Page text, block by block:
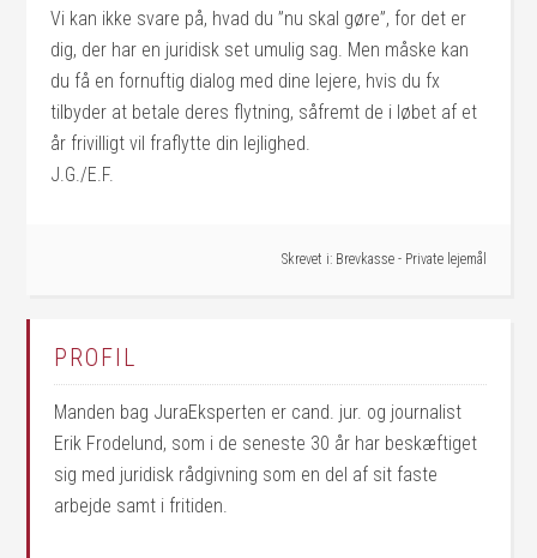
Vi kan ikke svare på, hvad du ”nu skal gøre”, for det er
dig, der har en juridisk set umulig sag. Men måske kan
du få en fornuftig dialog med dine lejere, hvis du fx
tilbyder at betale deres flytning, såfremt de i løbet af et
år frivilligt vil fraflytte din lejlighed.
J.G./E.F.
Skrevet i: Brevkasse - Private lejemål
PROFIL
Manden bag JuraEksperten er cand. jur. og journalist
Erik Frodelund, som i de seneste 30 år har beskæftiget
sig med juridisk rådgivning som en del af sit faste
arbejde samt i fritiden.